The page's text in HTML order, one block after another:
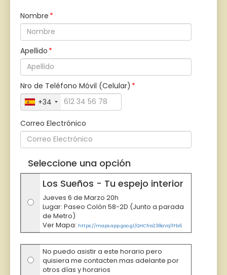
Nombre
Apellido
Nro de Teléfono Móvil (Celular)
+34
Correo Electrónico
Seleccione una opción
Los Sueños - Tu espejo interior
Jueves 6 de Marzo 20h
Lugar: Paseo Colón 58-2D (Junto a parada
de Metro)
Ver Mapa: https://maps.app.goo.gl/QHCfra238aVq11Fb6
No puedo asistir a este horario pero
quisiera me contacten mas adelante por
otros días y horarios